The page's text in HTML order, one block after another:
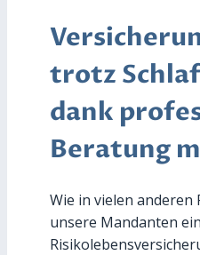
trotz
dank
Beratung
Wie in vielen anderen
unsere Mandanten